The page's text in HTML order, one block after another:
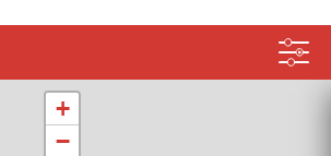
+
−